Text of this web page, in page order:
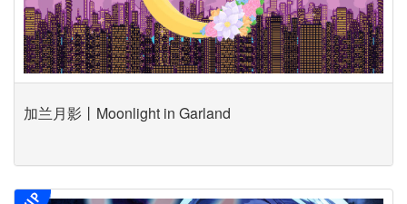
加兰月影丨Moonlight in Garland